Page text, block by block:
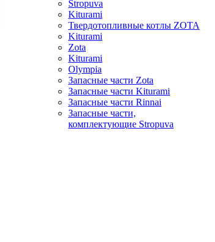
Stropuva
Kiturami
Твердотопливные котлы ZOTA
Kiturami
Zota
Kiturami
Olympia
Запасные части Zota
Запасные части Kiturami
Запасные части Rinnai
Запасные части,
комплектующие Stropuva